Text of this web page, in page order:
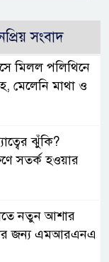
সংবাদ
মিলল পলিথিনে
মেলেনি মাথা ও
ঝুঁকি?
সতর্ক হওয়ার
নতুন আশার
জন্য এমআরএনএ